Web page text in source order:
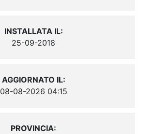
INSTALLATA IL:
25-09-2018
AGGIORNATO IL:
08-08-2026 04:15
PROVINCIA: